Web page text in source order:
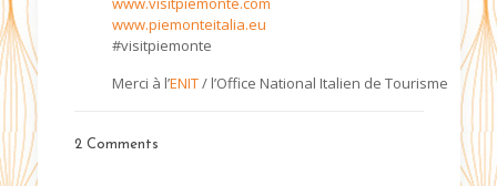
www.piemonteitalia.eu
#visitpiemonte
Merci à l’ENIT/ l’Office National Italien de Tourisme
2 Comments